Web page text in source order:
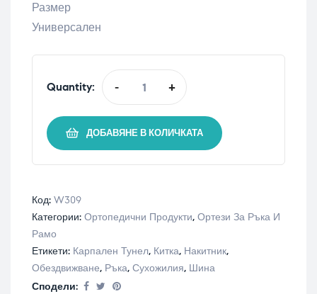
Размер
Универсален
Quantity: - +
ДОБАВЯНЕ В КОЛИЧКАТА
Код: W309
Категории: Ортопедични Продукти, Ортези За Ръка И
Рамо
Етикети: Карпален Тунел, Китка, Накитник,
Обездвижване, Ръка, Сухожилия, Шина
Сподели: